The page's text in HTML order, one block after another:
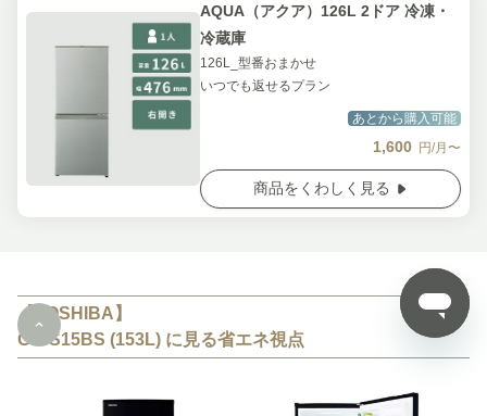
AQUA（アクア）126L 2ドア 冷凍・
冷蔵庫
126L_型番おまかせ
いつでも返せるプラン
あとから購入可能
1,600 円/月〜
商品をくわしく見る
【TOSHIBA】
GR-S15BS (153L) に見る省エネ視点